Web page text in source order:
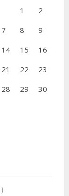
1
2
7 8
9
14 15
16
21 22
23
28 29
30